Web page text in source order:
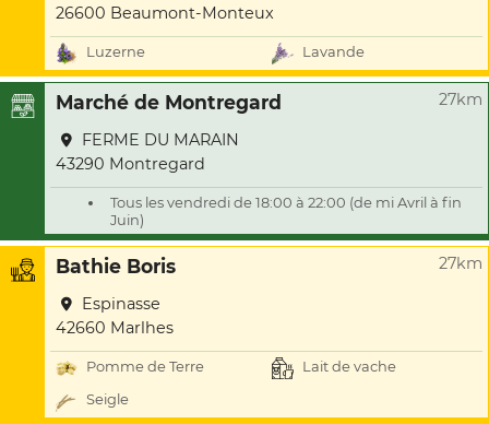
26600 Beaumont-Monteux
Luzerne Lavande
Marché de Montregard 27km
FERME DU MARAIN
43290 Montregard
Tous les vendredi de 18:00 à 22:00 (de mi Avril à fin
Juin)
Bathie Boris 27km
Espinasse
42660 Marlhes
Pomme de Terre
Lait de vache
Seigle